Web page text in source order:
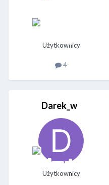
Użytkownicy
4
Darek_w
Użytkownicy